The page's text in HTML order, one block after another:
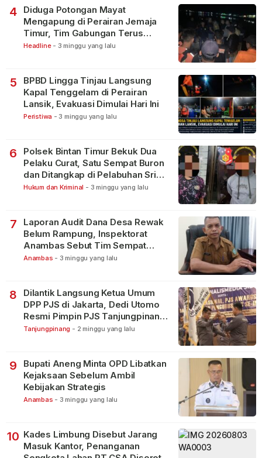
4
Diduga Potongan Mayat
Mengapung di Perairan Jemaja
Timur, Tim Gabungan Terus
Lakukan Pencarian
Headline - 3 minggu yang lalu
5
BPBD Lingga Tinjau Langsung
Kapal Tenggelam di Perairan
Lansik, Evakuasi Dimulai Hari Ini
Peristiwa - 3 minggu yang lalu
6
Polsek Bintan Timur Bekuk Dua
Pelaku Curat, Satu Sempat Buron
dan Ditangkap di Pelabuhan Sri
Bintan Pura
Hukum dan Kriminal - 3 minggu yang lalu
7
Laporan Audit Dana Desa Rewak
Belum Rampung, Inspektorat
Anambas Sebut Tim Sempat
Terbagi Tangani Kasus Lain
Anambas - 3 minggu yang lalu
8
Dilantik Langsung Ketua Umum
DPP PJS di Jakarta, Dedi Utomo
Resmi Pimpin PJS Tanjungpinang-
Bintan
Tanjungpinang - 2 minggu yang lalu
9
Bupati Aneng Minta OPD Libatkan
Kejaksaan Sebelum Ambil
Kebijakan Strategis
Anambas - 3 minggu yang lalu
10 Kades Limbung Disebut Jarang
Masuk Kantor, Penanganan